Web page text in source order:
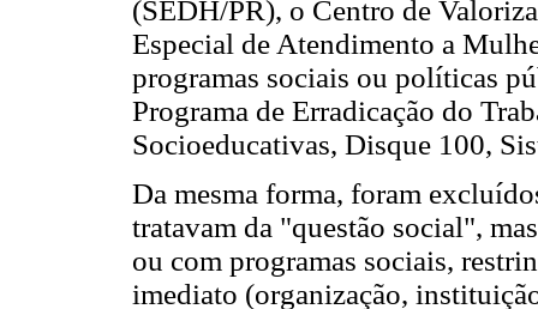
(SEDH/PR), o Centro de
Especial de Atendimento a
programas sociais ou políticas
Programa de Erradicação do
Socioeducativas, Disque 100,
Da mesma forma, foram
tratavam da "questão social",
ou com programas sociais,
imediato (organização,